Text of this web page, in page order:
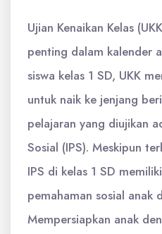
Ujian Kenaikan Kelas
penting dalam kalender
siswa kelas 1 SD, UKK
untuk naik ke jenjang
pelajaran yang diujikan
Sosial (IPS). Meskipun
IPS di kelas 1 SD
pemahaman sosial anak
Mempersiapkan anak